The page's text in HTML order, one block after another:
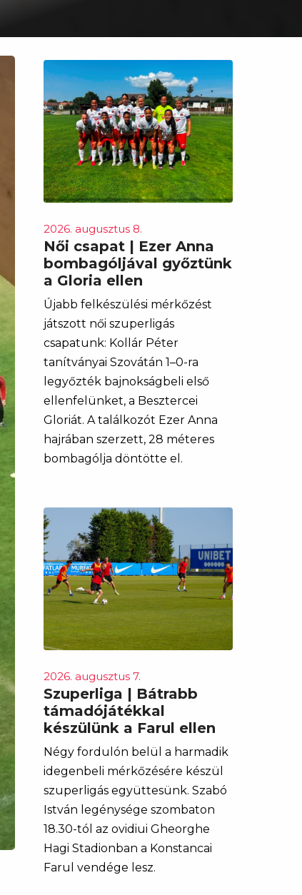
2026. augusztus 8.
Női csapat | Ezer Anna
bombagóljával győztünk
a Gloria ellen
Újabb felkészülési mérkőzést
játszott női szuperligás
csapatunk: Kollár Péter
tanítványai Szovátán 1–0-ra
legyőzték bajnokságbeli első
ellenfelünket, a Besztercei
Gloriát. A találkozót Ezer Anna
hajrában szerzett, 28 méteres
bombagólja döntötte el.
2026. augusztus 7.
Szuperliga | Bátrabb
támadójátékkal
készülünk a Farul ellen
Négy fordulón belül a harmadik
idegenbeli mérkőzésére készül
szuperligás együttesünk. Szabó
István legénysége szombaton
18.30-tól az ovidiui Gheorghe
Hagi Stadionban a Konstancai
Farul vendége lesz.